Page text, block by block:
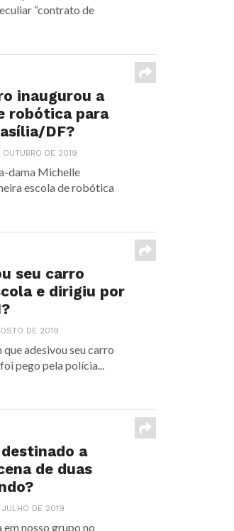
“contrato de
inaugurou a
robótica para
DF?
OUTUBRO DE 2019
dama Michelle
escola de robótica
seu carro
e dirigiu por
DE 2019
adesivou seu carro
pego pela polícia...
a
de duas
JULHO DE 2019
em nosso grupo no